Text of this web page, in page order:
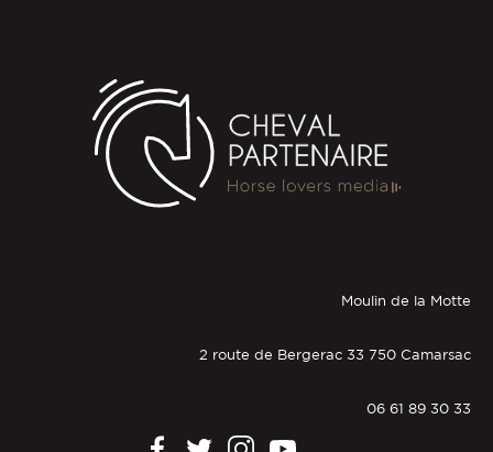
Moulin de la Motte
2 route de Bergerac 33 750 Camarsac
06 61 89 30 33